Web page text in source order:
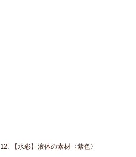
12. 【水彩】液体の素材〈紫色〉